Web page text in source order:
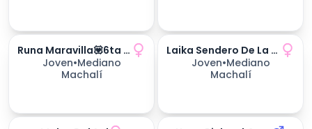
Runa Maravilla💟6ta Región
Joven•Mediano
Machalí
170días esperando Laika Sendero De La Vida
Joven•Mediano
Machalí